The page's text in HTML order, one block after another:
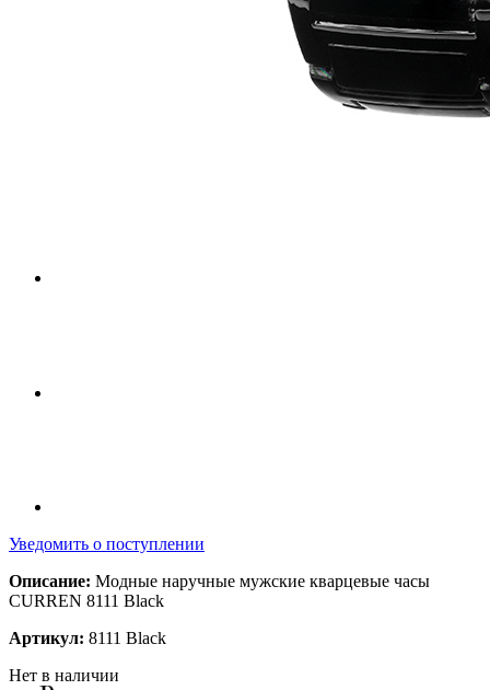
Уведомить о поступлении
Описание: Модные наручные мужские кварцевые часы
CURREN 8111 Black
Артикул: 8111 Black
Нет в наличии